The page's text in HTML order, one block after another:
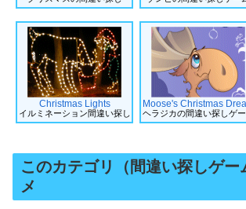
Christmas Lights
イルミネーション間違い探し
Moose's Christmas
ヘラジカの間違い探しゲ
このカテゴリ（間違い探しゲー
メ